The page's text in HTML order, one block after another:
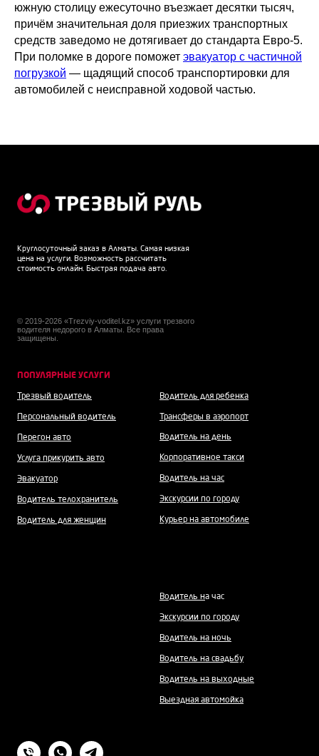
южную столицу ежесуточно въезжает десятки тысяч,
причём значительная доля приезжих транспортных
средств заведомо не дотягивает до стандарта Евро-5.
При поломке в дороге поможет эвакуатор с частичной
погрузкой — щадящий способ транспортировки для
автомобилей с неисправной ходовой частью.
Круглосуточный заказ в Алматы. Самая низкая
цена на услуги. Возможность рассчитать
стоимость онлайн. Быстрая подача авто.
© 2019-2026 «Trezviy-voditel.kz» услуги трезвого
водителя недорого в Алматы. Все права
защищены.
ПОПУЛЯРНЫЕ УСЛУГИ
Трезвый водитель
Персональный водитель
Перегон авто
Услуга прикурить авто
Эвакуатор
Водитель телохранитель
Водитель для женщин
Водитель для ребенка
Трансферы в аэропорт
Водитель на день
Корпоративное такси
Водитель на час
Экскурсии по городу
Курьер на автомобиле
Водитель на час
Экскурсии по городу
Водитель на ночь
Водитель на свадьбу
Водитель на выходные
Выездная автомойка